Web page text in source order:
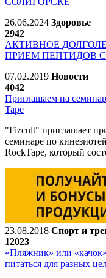
26.06.2024 Здоровье
2942
АКТИВНОЕ
ПРИЕМ ПЕПТИДОВ
07.02.2019 Новости
4042
Приглашаем на
Tape
"Fizcult" приглашает
семинаре по
RockTape, который
23.08.2018 Спорт и
12023
«Пляжник» или
питаться для разных